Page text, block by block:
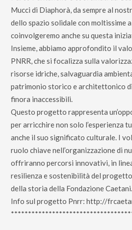
Mucci di Diaphorà, da sempre al
dello spazio solidale con moltissime
coinvolgeremo anche su questa
Insieme, abbiamo approfondito il
PNRR, che si focalizza sulla
risorse idriche, salvaguardia
patrimonio storico e architettonico
finora inaccessibili.
Questo progetto rappresenta
per arricchire non solo l’esperienza
anche il suo significato culturale. I
ruolo chiave nell’organizzazione di
offriranno percorsi innovativi, in
resilienza e sostenibilità del
della storia della Fondazione Caetani.
Info sul progetto Pnrr:http://